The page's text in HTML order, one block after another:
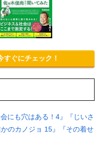
すぐにチェック！
にも穴はある！4』『じいさ
のカノジョ 15』『その着せ